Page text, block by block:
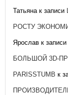
Татьянак записи
РОСТУ
Ярослав к записи
БОЛЬШОЙ 3D-
PARISSTUMB к